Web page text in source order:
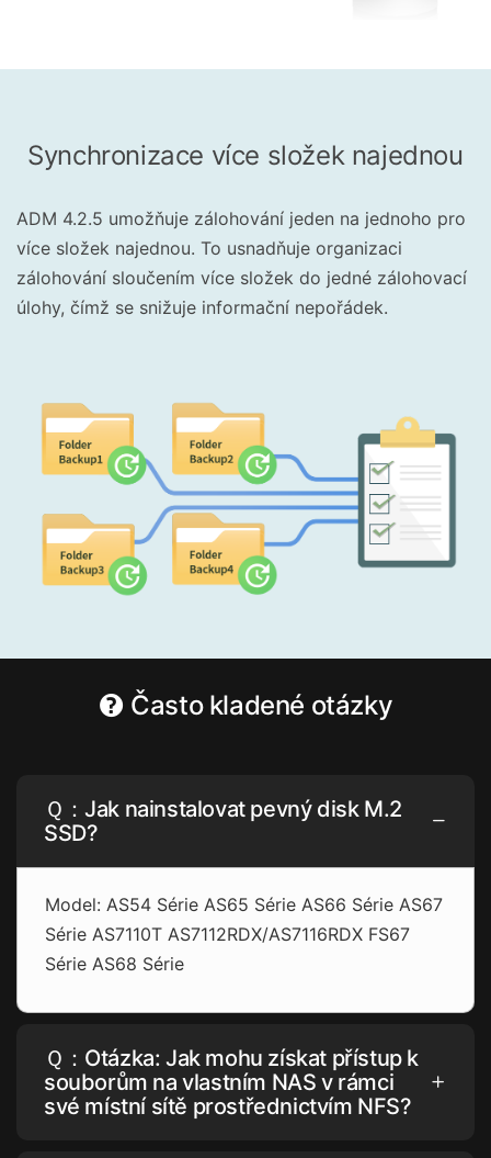
Synchronizace více složek najednou
ADM 4.2.5 umožňuje zálohování jeden na jednoho pro
více složek najednou. To usnadňuje organizaci
zálohování sloučením více složek do jedné zálohovací
úlohy, čímž se snižuje informační nepořádek.
Často kladené otázky
Ｑ：Jak nainstalovat pevný disk M.2
SSD?
Model: AS54 Série AS65 Série AS66 Série AS67
Série AS7110T AS7112RDX/AS7116RDX FS67
Série AS68 Série
Ｑ：Otázka: Jak mohu získat přístup k
souborům na vlastním NAS v rámci
své místní sítě prostřednictvím NFS?